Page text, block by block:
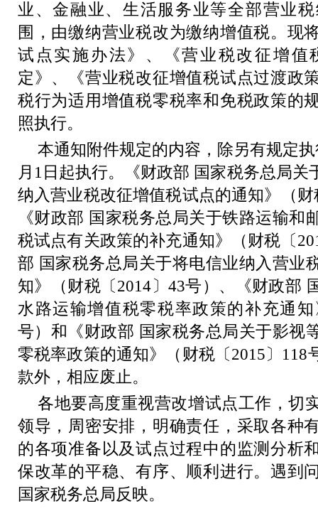
业、金融业、生活服务业等全部营业
围，由缴纳营业税改为缴纳增值税。现
试点实施办法》、《营业税改征增值
定》、《营业税改征增值税试点过渡政
税行为适用增值税零税率和免税政策的
照执行。
本通知附件规定的内容，除另有规定
月 1 日起执行。《财政部 国家税务总局关
纳入营业税改征增值税试点的通知》（财
《财政部 国家税务总局关于铁路运输和
税试点有关政策的补充通知》（财税〔
部 国家税务总局关于将电信业纳入营业
知》（财税〔 2014 〕43号）、《财政部
水路运输增值税零税率政策的补充通
号）和《财政部 国家税务总局关于影视
零税率政策的通知》（财税〔 2015 〕 118
款外，相应废止。
各地要高度重视营改增试点工作，切
领导，周密安排，明确责任，采取各种
的各项准备以及试点过程中的监测分析
保改革的平稳、有序、顺利进行。遇到
国家税务总局反映。